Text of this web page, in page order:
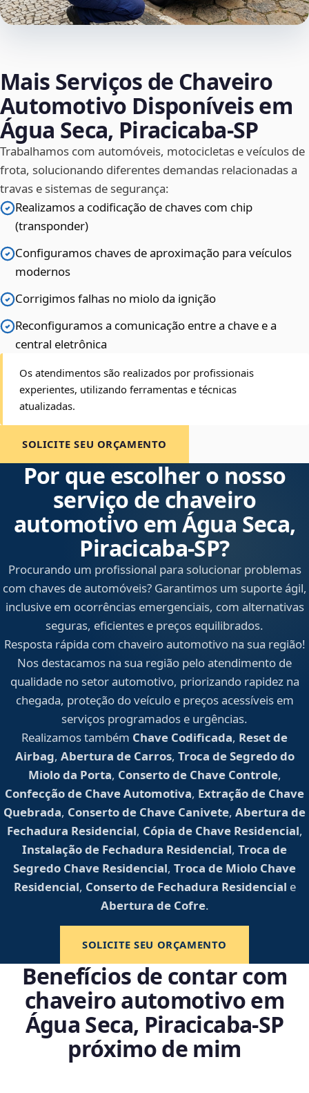
Mais Serviços de Chaveiro
Automotivo Disponíveis em
Água Seca, Piracicaba‑SP
Trabalhamos com automóveis, motocicletas e veículos de
frota, solucionando diferentes demandas relacionadas a
travas e sistemas de segurança:
Realizamos a codificação de chaves com chip
(transponder)
Configuramos chaves de aproximação para veículos
modernos
Corrigimos falhas no miolo da ignição
Reconfiguramos a comunicação entre a chave e a
central eletrônica
Os atendimentos são realizados por profissionais
experientes, utilizando ferramentas e técnicas
atualizadas.
SOLICITE SEU ORÇAMENTO
Por que escolher o nosso
serviço de chaveiro
automotivo em Água Seca,
Piracicaba‑SP?
Procurando um profissional para solucionar problemas
com chaves de automóveis? Garantimos um suporte ágil,
inclusive em ocorrências emergenciais, com alternativas
seguras, eficientes e preços equilibrados.
Resposta rápida com chaveiro automotivo na sua região!
Nos destacamos na sua região pelo atendimento de
qualidade no setor automotivo, priorizando rapidez na
chegada, proteção do veículo e preços acessíveis em
serviços programados e urgências.
Realizamos também Chave Codificada, Reset de
Airbag, Abertura de Carros, Troca de Segredo do
Miolo da Porta, Conserto de Chave Controle,
Confecção de Chave Automotiva, Extração de Chave
Quebrada, Conserto de Chave Canivete, Abertura de
Fechadura Residencial, Cópia de Chave Residencial,
Instalação de Fechadura Residencial, Troca de
Segredo Chave Residencial, Troca de Miolo Chave
Residencial, Conserto de Fechadura Residencial e
Abertura de Cofre.
SOLICITE SEU ORÇAMENTO
Benefícios de contar com
chaveiro automotivo em
Água Seca, Piracicaba‑SP
próximo de mim